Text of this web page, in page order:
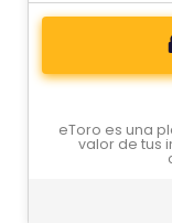
eToro es una
valor de tus